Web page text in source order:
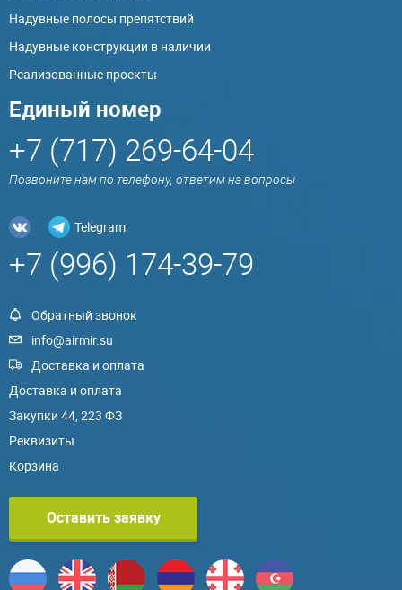
Надувные полосы препятствий
Надувные конструкции в наличии
Реализованные проекты
Единый номер
+7 (717) 269-64-04
Позвоните нам по телефону, ответим на вопросы
Telegram
+7 (996) 174-39-79
Обратный звонок
info@airmir.su
Доставка и оплата
Доставка и оплата
Закупки 44, 223 ФЗ
Реквизиты
Корзина
Оставить заявку